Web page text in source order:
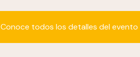
Conoce todos los detalles del evento